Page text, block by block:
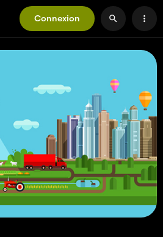
Connexion